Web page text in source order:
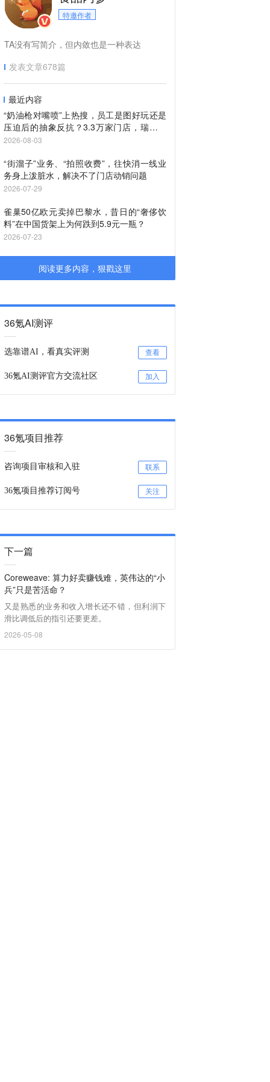
特邀作者
TA没有写简介，但内敛也是一种表达
发表文章678篇
最近内容
“奶油枪对嘴喷”上热搜，员工是图好玩还是
压迫后的抽象反抗？3.3万家门店，瑞幸还
管得过来吗？
2026-08-03
“街溜子”业务、“拍照收费”，往快消一线业
务身上泼脏水，解决不了门店动销问题
2026-07-29
雀巢50亿欧元卖掉巴黎水，昔日的“奢侈饮
料”在中国货架上为何跌到5.9元一瓶？
2026-07-23
阅读更多内容，狠戳这里
36氪AI测评
选靠谱AI，看真实评测 查看
36氪AI测评官方交流社区 加入
36氪项目推荐
咨询项目审核和入驻 联系
36氪项目推荐订阅号 关注
下一篇
Coreweave: 算力好卖赚钱难，英伟达的“小
兵”只是苦活命？
又是熟悉的业务和收入增长还不错，但利润下
滑比调低后的指引还要更差。
2026-05-08